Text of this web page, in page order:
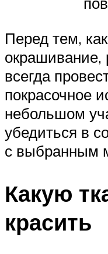
Перед тем,
окрашивание,
всегда
покрасочное
небольшом
убедиться в
с выбранным
Какую
красить